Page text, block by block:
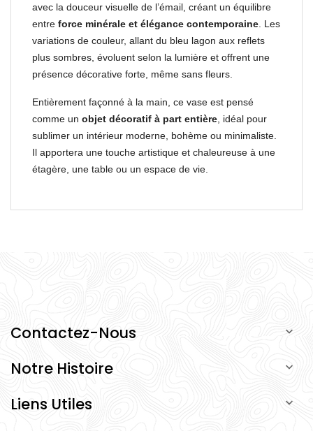
avec la douceur visuelle de l’émail, créant un équilibre
entre force minérale et élégance contemporaine . Les
variations de couleur, allant du bleu lagon aux reflets
plus sombres, évoluent selon la lumière et offrent une
présence décorative forte, même sans fleurs.
Entièrement façonné à la main, ce vase est pensé
comme un objet décoratif à part entière , idéal pour
sublimer un intérieur moderne, bohème ou minimaliste.
Il apportera une touche artistique et chaleureuse à une
étagère, une table ou un espace de vie.
Contactez-Nous 
Notre Histoire 
Liens Utiles 